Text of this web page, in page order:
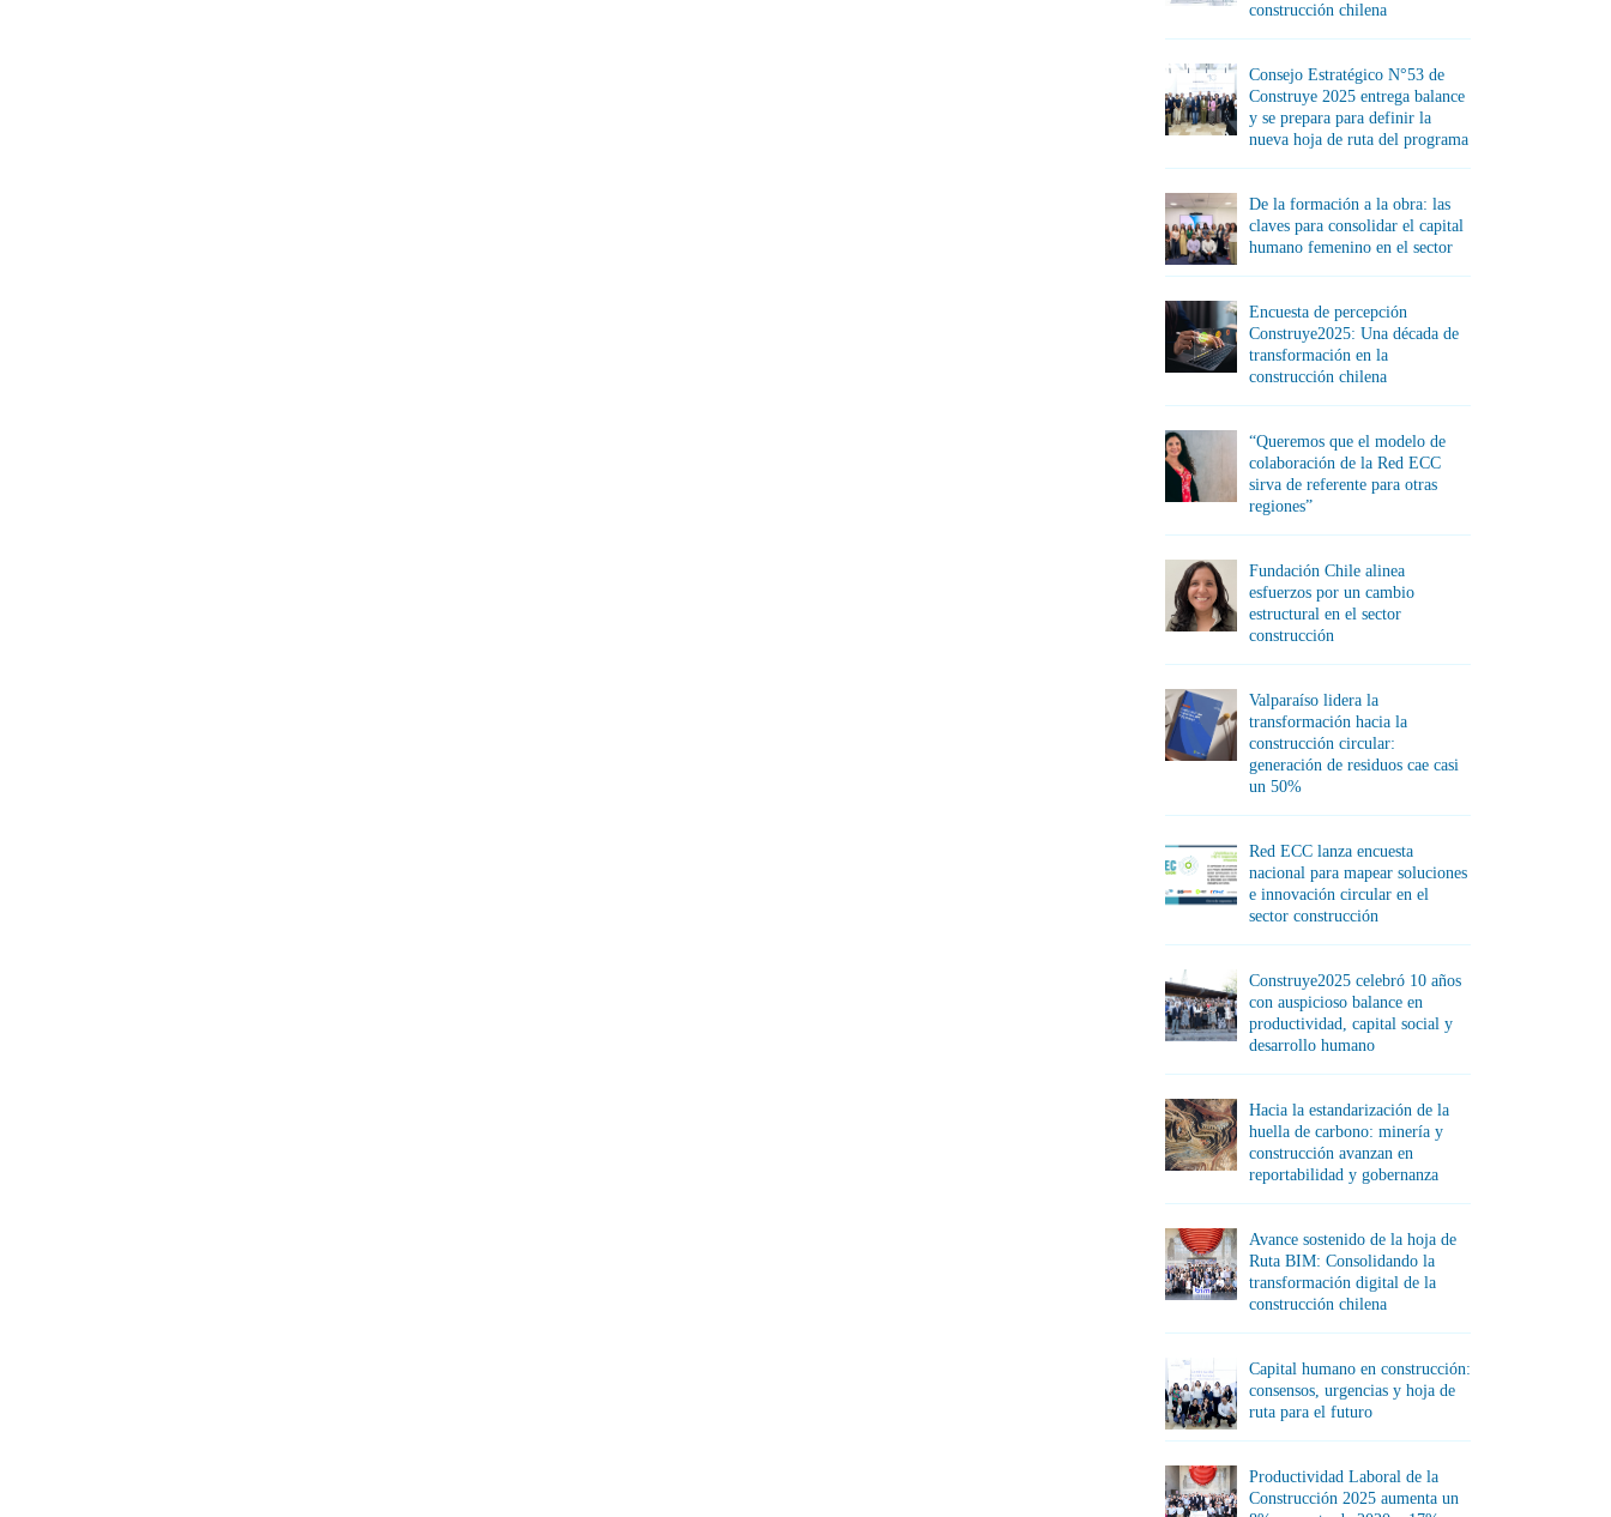
construcción chilena
Consejo Estratégico N°53 de
Construye 2025 entrega balance
y se prepara para definir la
nueva hoja de ruta del programa
De la formación a la obra: las
claves para consolidar el capital
humano femenino en el sector
Encuesta de percepción
Construye2025: Una década de
transformación en la
construcción chilena
“Queremos que el modelo de
colaboración de la Red ECC
sirva de referente para otras
regiones”
Fundación Chile alinea
esfuerzos por un cambio
estructural en el sector
construcción
Valparaíso lidera la
transformación hacia la
construcción circular:
generación de residuos cae casi
un 50%
Red ECC lanza encuesta
nacional para mapear soluciones
e innovación circular en el
sector construcción
Construye2025 celebró 10 años
con auspicioso balance en
productividad, capital social y
desarrollo humano
Hacia la estandarización de la
huella de carbono: minería y
construcción avanzan en
reportabilidad y gobernanza
Avance sostenido de la hoja de
Ruta BIM: Consolidando la
transformación digital de la
construcción chilena
Capital humano en construcción:
consensos, urgencias y hoja de
ruta para el futuro
Productividad Laboral de la
Construcción 2025 aumenta un